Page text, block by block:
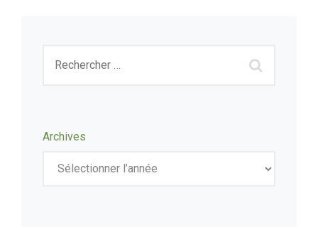
Archives